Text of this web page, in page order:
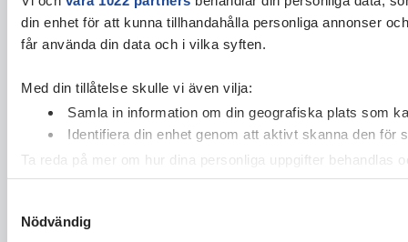
din enhet för att kunna tillhandahålla personliga annonser
får använda din data och i vilka syften.
Med din tillåtelse skulle vi även vilja:
Samla in information om din geografiska plats som
Identifiera din enhet genom att aktivt skanna den för
Ta reda på mer om hur dina personliga uppgifter behandlas
cookie-förklaringen.
Vi använder enhetsidentifierare för att anpassa innehållet
Nödvändig